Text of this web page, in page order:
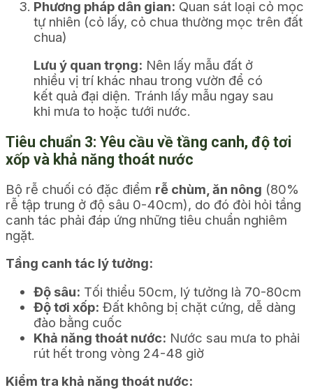
Phương pháp dân gian: Quan sát loại cỏ mọc
tự nhiên (cỏ lấy, cỏ chua thường mọc trên đất
chua)
Lưu ý quan trọng: Nên lấy mẫu đất ở
nhiều vị trí khác nhau trong vườn để có
kết quả đại diện. Tránh lấy mẫu ngay sau
khi mưa to hoặc tưới nước.
Tiêu chuẩn 3: Yêu cầu về tầng canh, độ tơi
xốp và khả năng thoát nước
Bộ rễ chuối có đặc điểm rễ chùm, ăn nông (80%
rễ tập trung ở độ sâu 0-40cm), do đó đòi hỏi tầng
canh tác phải đáp ứng những tiêu chuẩn nghiêm
ngặt.
Tầng canh tác lý tưởng:
Độ sâu: Tối thiểu 50cm, lý tưởng là 70-80cm
Độ tơi xốp: Đất không bị chặt cứng, dễ dàng
đào bằng cuốc
Khả năng thoát nước: Nước sau mưa to phải
rút hết trong vòng 24-48 giờ
Kiểm tra khả năng thoát nước: